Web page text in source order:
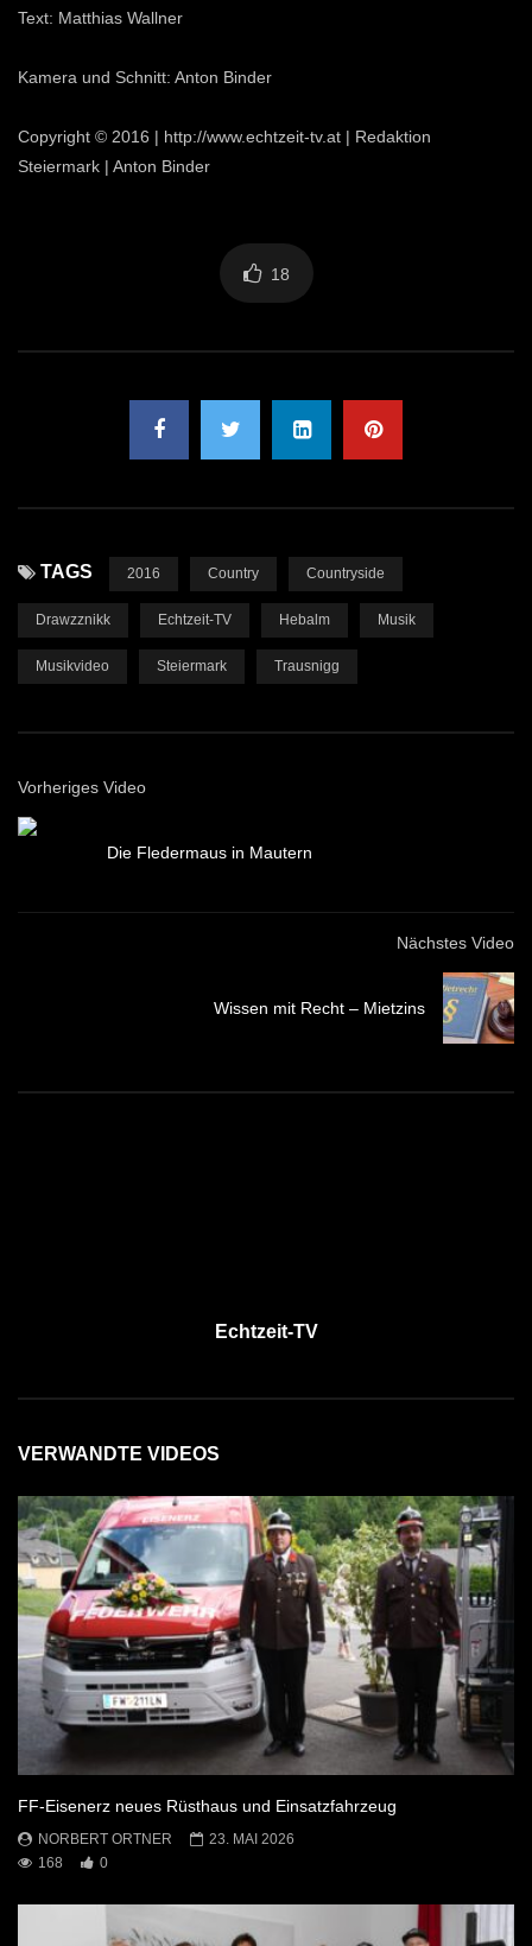
Text: Matthias Wallner
Kamera und Schnitt: Anton Binder
Copyright © 2016 | http://www.echtzeit-tv.at | Redaktion
Steiermark | Anton Binder
18
TAGS 2016 Country Countryside
Drawzznikk Echtzeit-TV Hebalm Musik
Musikvideo Steiermark Trausnigg
Vorheriges Video
Die Fledermaus in Mautern
Nächstes Video
Wissen mit Recht – Mietzins
Echtzeit-TV
VERWANDTE VIDEOS
FF-Eisenerz neues Rüsthaus und Einsatzfahrzeug
NORBERT ORTNER
23. MAI 2026
168
0